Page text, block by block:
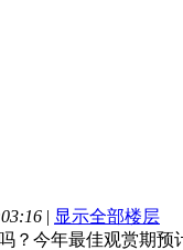
| 显示全部楼层
？今年最佳观赏期预